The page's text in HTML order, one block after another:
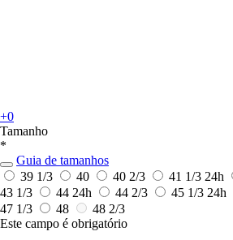
+0
Tamanho
*
Guia de tamanhos
39 1/3
40 40 2/3 41 1/3 24h
43 1/3
44 24h 44 2/3 45 1/3 24h
47 1/3
48
48 2/3
Este campo é obrigatório